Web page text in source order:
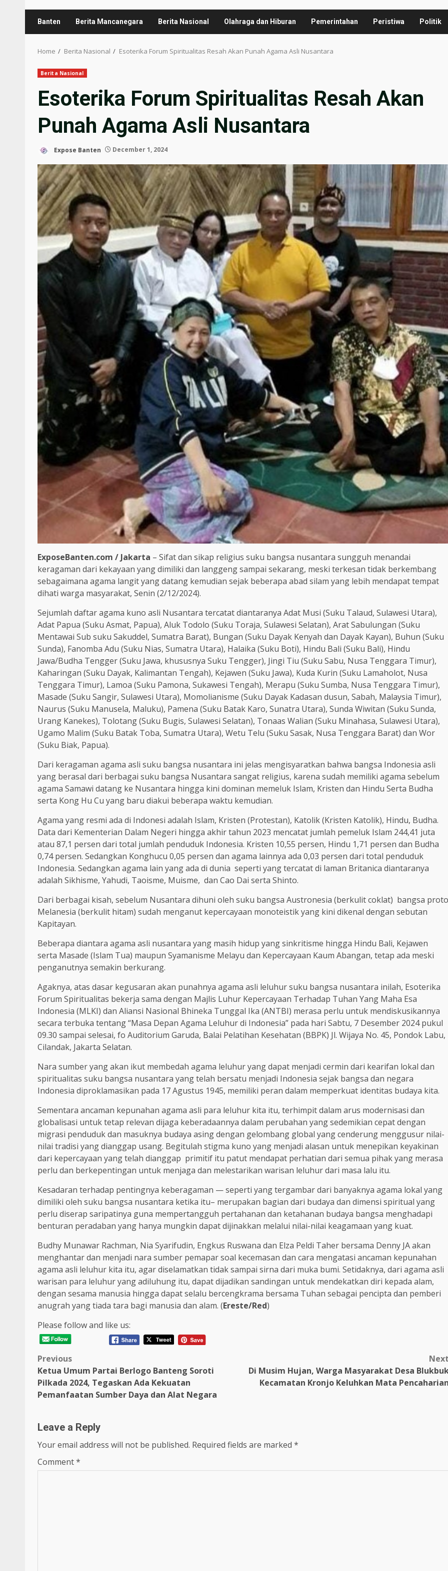
Banten Berita Mancanegara Berita Nasional Olahraga dan Hiburan Pemerintahan Peristiwa Politik
Home Berita Nasional Esoterika Forum Spiritualitas Resah Akan Punah Agama Asli Nusantara
Berita Nasional
Esoterika Forum Spiritualitas Resah Akan
Punah Agama Asli Nusantara
Expose Banten December 1, 2024
ExposeBanten.com / Jakarta – Sifat dan sikap religius suku bangsa nusantara sungguh menandai
keragaman dari kekayaan yang dimiliki dan langgeng sampai sekarang, meski terkesan tidak berkembang
sebagaimana agama langit yang datang kemudian sejak beberapa abad silam yang lebih mendapat tempat
dihati warga masyarakat, Senin (2/12/2024).
Sejumlah daftar agama kuno asli Nusantara tercatat diantaranya Adat Musi (Suku Talaud, Sulawesi Utara),
Adat Papua (Suku Asmat, Papua), Aluk Todolo (Suku Toraja, Sulawesi Selatan), Arat Sabulungan (Suku
Mentawai Sub suku Sakuddel, Sumatra Barat), Bungan (Suku Dayak Kenyah dan Dayak Kayan), Buhun (Suku
Sunda), Fanomba Adu (Suku Nias, Sumatra Utara), Halaika (Suku Boti), Hindu Bali (Suku Bali), Hindu
Jawa/Budha Tengger (Suku Jawa, khususnya Suku Tengger), Jingi Tiu (Suku Sabu, Nusa Tenggara Timur),
Kaharingan (Suku Dayak, Kalimantan Tengah), Kejawen (Suku Jawa), Kuda Kurin (Suku Lamaholot, Nusa
Tenggara Timur), Lamoa (Suku Pamona, Sukawesi Tengah), Merapu (Suku Sumba, Nusa Tenggara Timur),
Masade (Suku Sangir, Sulawesi Utara), Momolianisme (Suku Dayak Kadasan dusun, Sabah, Malaysia Timur),
Naurus (Suku Manusela, Maluku), Pamena (Suku Batak Karo, Sunatra Utara), Sunda Wiwitan (Suku Sunda,
Urang Kanekes), Tolotang (Suku Bugis, Sulawesi Selatan), Tonaas Walian (Suku Minahasa, Sulawesi Utara),
Ugamo Malim (Suku Batak Toba, Sumatra Utara), Wetu Telu (Suku Sasak, Nusa Tenggara Barat) dan Wor
(Suku Biak, Papua).
Dari keragaman agama asli suku bangsa nusantara ini jelas mengisyaratkan bahwa bangsa Indonesia asli
yang berasal dari berbagai suku bangsa Nusantara sangat religius, karena sudah memiliki agama sebelum
agama Samawi datang ke Nusantara hingga kini dominan memeluk Islam, Kristen dan Hindu Serta Budha
serta Kong Hu Cu yang baru diakui beberapa waktu kemudian.
Agama yang resmi ada di Indonesi adalah Islam, Kristen (Protestan), Katolik (Kristen Katolik), Hindu, Budha.
Data dari Kementerian Dalam Negeri hingga akhir tahun 2023 mencatat jumlah pemeluk Islam 244,41 juta
atau 87,1 persen dari total jumlah penduduk Indonesia. Kristen 10,55 persen, Hindu 1,71 persen dan Budha
0,74 persen. Sedangkan Konghucu 0,05 persen dan agama lainnya ada 0,03 persen dari total penduduk
Indonesia. Sedangkan agama lain yang ada di dunia seperti yang tercatat di laman Britanica diantaranya
adalah Sikhisme, Yahudi, Taoisme, Muisme, dan Cao Dai serta Shinto.
Dari berbagai kisah, sebelum Nusantara dihuni oleh suku bangsa Austronesia (berkulit coklat) bangsa proto
Melanesia (berkulit hitam) sudah menganut kepercayaan monoteistik yang kini dikenal dengan sebutan
Kapitayan.
Beberapa diantara agama asli nusantara yang masih hidup yang sinkritisme hingga Hindu Bali, Kejawen
serta Masade (Islam Tua) maupun Syamanisme Melayu dan Kepercayaan Kaum Abangan, tetap ada meski
penganutnya semakin berkurang.
Agaknya, atas dasar kegusaran akan punahnya agama asli leluhur suku bangsa nusantara inilah, Esoterika
Forum Spiritualitas bekerja sama dengan Majlis Luhur Kepercayaan Terhadap Tuhan Yang Maha Esa
Indonesia (MLKI) dan Aliansi Nasional Bhineka Tunggal Ika (ANTBI) merasa perlu untuk mendiskusikannya
secara terbuka tentang “Masa Depan Agama Leluhur di Indonesia” pada hari Sabtu, 7 Desember 2024 pukul
09.30 sampai selesai, fo Auditorium Garuda, Balai Pelatihan Kesehatan (BBPK) Jl. Wijaya No. 45, Pondok Labu,
Cilandak, Jakarta Selatan.
Nara sumber yang akan ikut membedah agama leluhur yang dapat menjadi cermin dari kearifan lokal dan
spiritualitas suku bangsa nusantara yang telah bersatu menjadi Indonesia sejak bangsa dan negara
Indonesia diproklamasikan pada 17 Agustus 1945, memiliki peran dalam memperkuat identitas budaya kita.
Sementara ancaman kepunahan agama asli para leluhur kita itu, terhimpit dalam arus modernisasi dan
globalisasi untuk tetap relevan dijaga keberadaannya dalam perubahan yang sedemikian cepat dengan
migrasi penduduk dan masuknya budaya asing dengan gelombang global yang cenderung menggusur nilai-
nilai tradisi yang dianggap usang. Begitulah stigma kuno yang menjadi alasan untuk menepikan keyakinan
dari kepercayaan yang telah dianggap primitif itu patut mendapat perhatian dari semua pihak yang merasa
perlu dan berkepentingan untuk menjaga dan melestarikan warisan leluhur dari masa lalu itu.
Kesadaran terhadap pentingnya keberagaman — seperti yang tergambar dari banyaknya agama lokal yang
dimiliki oleh suku bangsa nusantara ketika itu– merupakan bagian dari budaya dan dimensi spiritual yang
perlu diserap saripatinya guna mempertangguh pertahanan dan ketahanan budaya bangsa menghadapi
benturan peradaban yang hanya mungkin dapat dijinakkan melalui nilai-nilai keagamaan yang kuat.
Budhy Munawar Rachman, Nia Syarifudin, Engkus Ruswana dan Elza Peldi Taher bersama Denny JA akan
menghantar dan menjadi nara sumber pemapar soal kecemasan dan cara mengatasi ancaman kepunahan
agama asli leluhur kita itu, agar diselamatkan tidak sampai sirna dari muka bumi. Setidaknya, dari agama asli
warisan para leluhur yang adiluhung itu, dapat dijadikan sandingan untuk mendekatkan diri kepada alam,
dengan sesama manusia hingga dapat selalu bercengkrama bersama Tuhan sebagai pencipta dan pemberi
anugrah yang tiada tara bagi manusia dan alam. (Ereste/Red)
Please follow and like us:
Post
navigation
Previous
Ketua Umum Partai Berlogo Banteng Soroti
Pilkada 2024, Tegaskan Ada Kekuatan
Pemanfaatan Sumber Daya dan Alat Negara
Di Musim Hujan, Warga Masyarakat Desa
Kecamatan Kronjo Keluhkan Mata
Leave a Reply
Your email address will not be published. Required fields are marked *
Comment*